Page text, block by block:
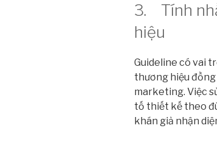
3. Tính
hiệu
Guideline có vai
thương hiệu
marketing. Việc
tố thiết kế theo
khán giả nhận